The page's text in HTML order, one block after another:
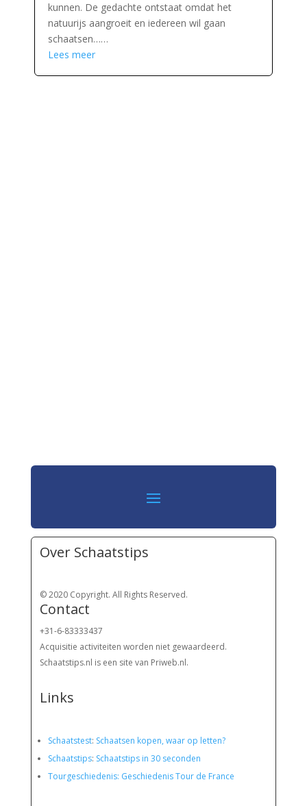
kunnen. De gedachte ontstaat omdat het
natuurijs aangroeit en iedereen wil gaan
schaatsen……
Lees meer
Over Schaatstips
© 2020 Copyright. All Rights Reserved.
Contact
+31-6-83333437
Acquisitie activiteiten worden niet gewaardeerd.
Schaatstips.nl is een site van Priweb.nl.
Links
Schaatstest: Schaatsen kopen, waar op letten?
Schaatstips: Schaatstips in 30 seconden
Tourgeschiedenis: Geschiedenis Tour de France